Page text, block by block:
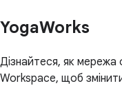
YogaWorks
Дізнайтеся, як мережа
Workspace, щоб змінити